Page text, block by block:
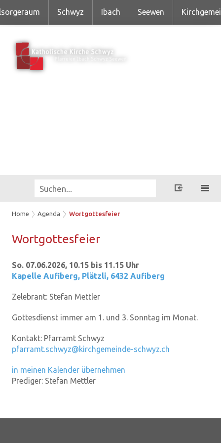
Schwyz Ibach Seewen
Home Agenda Wortgottesfeier
Wort­got­tes­fei­er
So. 07.06.2026, 10.15 bis 11.15 Uhr
Kapelle Aufiberg, Plätzli, 6432 Aufiberg
Zelebrant: Stefan Mettler
Gottesdienst immer am 1. und 3. Sonntag im Monat.
Kontakt: Pfarramt Schwyz
pfarramt.schwyz@kirchgemeinde-schwyz.ch
in meinen Kalender übernehmen
Prediger: Stefan Mettler